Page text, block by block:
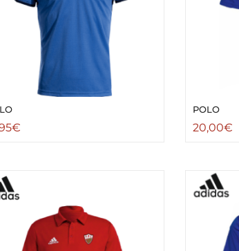
€
POLO
20,00€